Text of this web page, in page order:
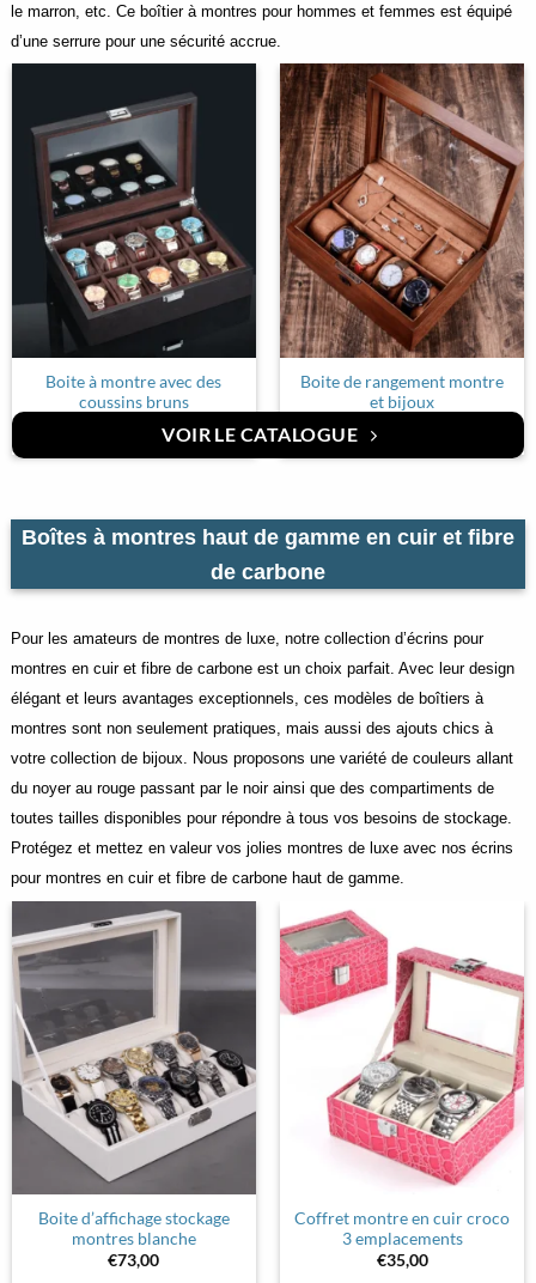
le marron, etc. Ce boîtier à montres pour hommes et femmes est équipé
d’une serrure pour une sécurité accrue.
Boite à montre avec des
coussins bruns
Boite de rangement montre
et bijoux
VOIR LE CATALOGUE
Boîtes à montres haut de gamme en cuir et fibre
de carbone
Pour les amateurs de montres de luxe, notre collection d’écrins pour
montres en cuir et fibre de carbone est un choix parfait. Avec leur design
élégant et leurs avantages exceptionnels, ces modèles de boîtiers à
montres sont non seulement pratiques, mais aussi des ajouts chics à
votre collection de bijoux. Nous proposons une variété de couleurs allant
du noyer au rouge passant par le noir ainsi que des compartiments de
toutes tailles disponibles pour répondre à tous vos besoins de stockage.
Protégez et mettez en valeur vos jolies montres de luxe avec nos écrins
pour montres en cuir et fibre de carbone haut de gamme.
Boite d’affichage stockage
montres blanche
€73,00
Coffret montre en cuir croco
3 emplacements
€35,00